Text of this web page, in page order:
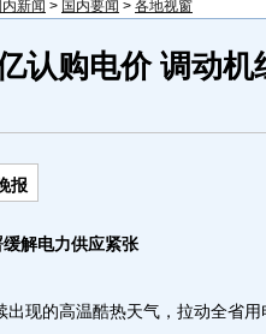
内新闻 > 国内要闻 > 各地视窗
认购电价 调动
报
解电力供应紧张
现的高温酷热天气，拉动全省用